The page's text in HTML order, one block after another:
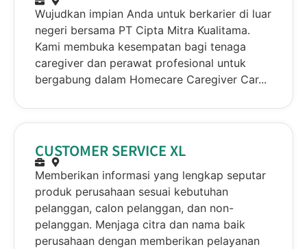
Wujudkan impian Anda untuk berkarier di luar
negeri bersama PT Cipta Mitra Kualitama.
Kami membuka kesempatan bagi tenaga
caregiver dan perawat profesional untuk
bergabung dalam Homecare Caregiver Car...
CUSTOMER SERVICE XL
Memberikan informasi yang lengkap seputar
produk perusahaan sesuai kebutuhan
pelanggan, calon pelanggan, dan non-
pelanggan. Menjaga citra dan nama baik
perusahaan dengan memberikan pelayanan